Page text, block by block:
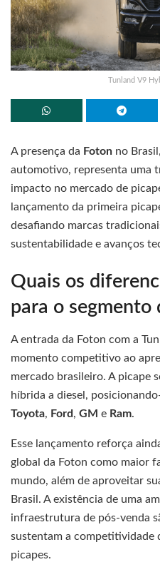
Tunland V9
A presença da Foton no
automotivo, representa uma
impacto no mercado de
lançamento da primeira
desafiando marcas
sustentabilidade e avanços
Quais os
para o segmento
A entrada da Foton com a
momento competitivo ao
mercado brasileiro. A picape
híbrida a diesel,
Toyota, Ford, GM e Ram.
Esse lançamento reforça
global da Foton como maior
mundo, além de aproveitar
Brasil. A existência de uma
infraestrutura de pós-venda
sustentam a competitividade
picapes.